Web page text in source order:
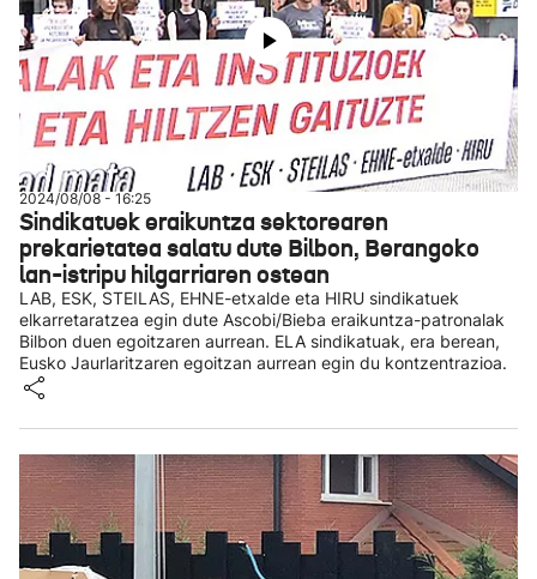
2024/08/08 - 16:25
Sindikatuek eraikuntza sektorearen
prekarietatea salatu dute Bilbon, Berangoko
lan-istripu hilgarriaren ostean
LAB, ESK, STEILAS, EHNE-etxalde eta HIRU sindikatuek
elkarretaratzea egin dute Ascobi/Bieba eraikuntza-patronalak
Bilbon duen egoitzaren aurrean. ELA sindikatuak, era berean,
Eusko Jaurlaritzaren egoitzan aurrean egin du kontzentrazioa.